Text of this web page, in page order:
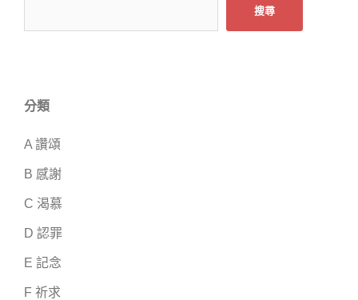
搜尋
分類
A 讚頌
B 感謝
C 渴慕
D 認罪
E 記念
F 祈求